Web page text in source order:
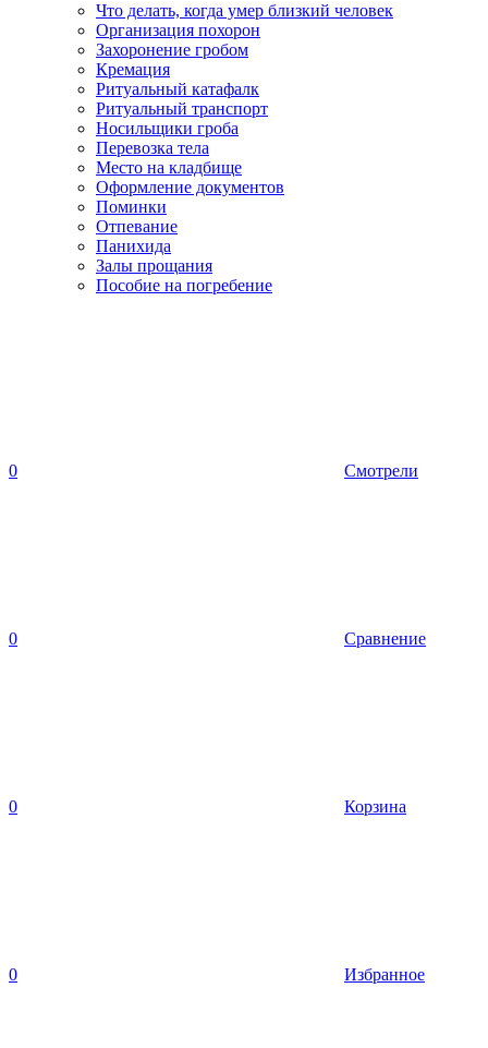
Что делать, когда умер близкий человек
Организация похорон
Захоронение гробом
Кремация
Ритуальный катафалк
Ритуальный транспорт
Носильщики гроба
Перевозка тела
Место на кладбище
Оформление документов
Поминки
Отпевание
Панихида
Залы прощания
Пособие на погребение
0 Смотрели
0 Сравнение
0 Корзина
0 Избранное